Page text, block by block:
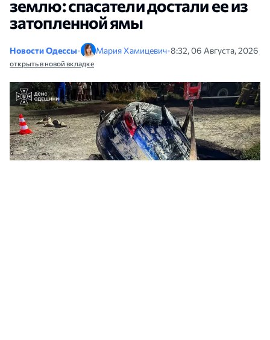
землю: спасатели достали ее из
затопленной ямы
Новости Одессы• Мария Хамицевич•8:32, 06 Августа, 2026
открыть в новой вкладке